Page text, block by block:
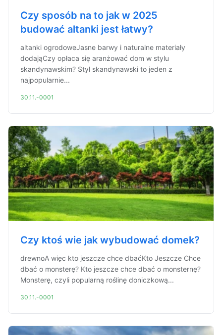
Czy sposób na to jak w 2025
budować altanki jest łatwy?
altanki ogrodoweJasne barwy i naturalne materiały
dodająCzy opłaca się aranżować dom w stylu
skandynawskim? Styl skandynawski to jeden z
najpopularnie...
30.11.-0001
Czy ktoś wie jak wybudować domek?
drewnoA więc kto jeszcze chce dbaćKto Jeszcze Chce
dbać o monsterę? Kto jeszcze chce dbać o monsternę?
Monsterę, czyli popularną roślinę doniczkową...
30.11.-0001